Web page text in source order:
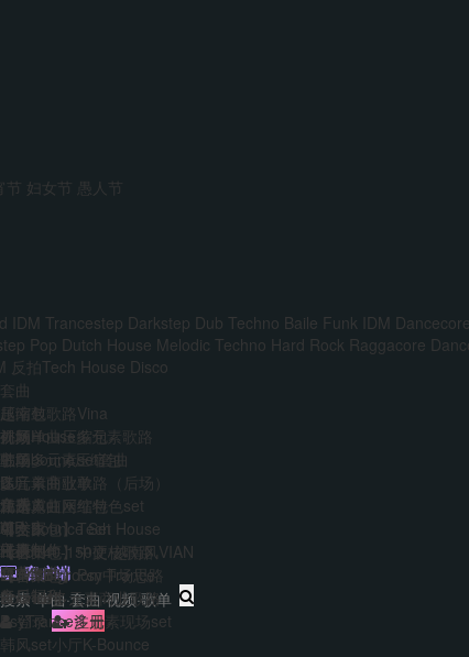
节 妇女节 愚人节
IDM Trancestep Darkstep Dub Techno Baile Funk IDM Dancecore
Pop Dutch House Melodic Techno Hard Rock Raggacore
反拍Tech House Disco
套曲
越南鼓歌路Vina
前场House多元素歌路
主场多元素set套曲
多元素商业歌路（后场）
江南霓虹网红特色set
中文Bounce Set
Hard140-150硬核歌路
EDM&Bigroom中场思路
Bounce多元素商业歌路
PsyTrance多元素现场set
韩风set小厅K-Bounce
压缩包
外网单曲压缩包
韩国boune压缩包
迷音单曲歌单
精选单曲压缩包
【合集包】Tech House
【合集包】中文/越南风VIAN
【合集包】Psy Trance
视频
歌单
DJ
音乐人
艺术家
免费
VIP
主题包
免费套曲
每日福利
AI
干声制作
套曲制作
音乐制作
转换
客户端
登录 注册